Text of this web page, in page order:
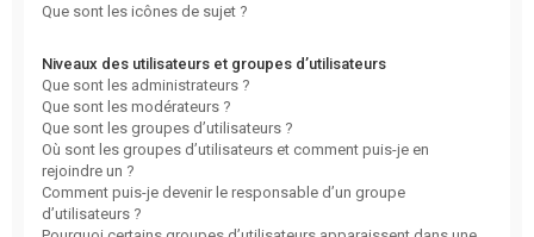
Que sont les icônes de sujet ?
Niveaux des utilisateurs et groupes d’utilisateurs
Que sont les administrateurs ?
Que sont les modérateurs ?
Que sont les groupes d’utilisateurs ?
Où sont les groupes d’utilisateurs et comment puis-je en
rejoindre un ?
Comment puis-je devenir le responsable d’un groupe
d’utilisateurs ?